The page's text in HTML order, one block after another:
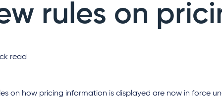
rules on
read
on how pricing information is displayed are now in force